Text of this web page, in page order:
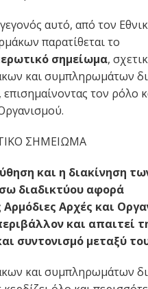
αυτό, από τον
παρατίθεται το
σημείωμα,
και συμπληρωμάτων
τον ρόλο
ΣΗΜΕΙΩΜΑ
και η διακίνηση
διαδικτύου αφορά
Αρμόδιες Αρχές και
και απαιτεί
συντονισμό μεταξύ
και συμπληρωμάτων